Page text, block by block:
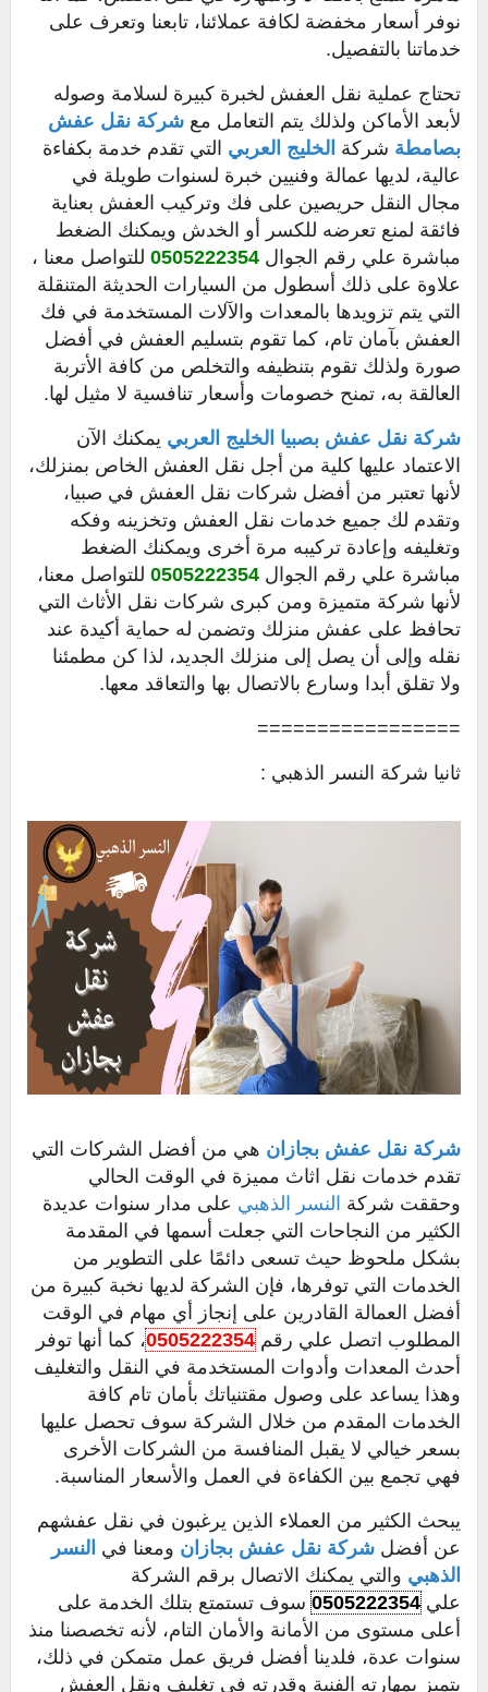
نوفر أسعار مخفضة لكافة عملائنا، تابعنا وتعرف على
خدماتنا بالتفصيل.
تحتاج عملية نقل العفش لخبرة كبيرة لسلامة وصوله
لأبعد الأماكن ولذلك يتم التعامل مع شركة نقل عفش
بصامطة شركة الخليج العربي التي تقدم خدمة بكفاءة
عالية، لديها عمالة وفنيين خبرة لسنوات طويلة في
مجال النقل حريصين على فك وتركيب العفش بعناية
فائقة لمنع تعرضه للكسر أو الخدش ويمكنك الضغط
مباشرة علي رقم الجوال 0505222354للتواصل معنا ،
علاوة على ذلك أسطول من السيارات الحديثة المتنقلة
التي يتم تزويدها بالمعدات والآلات المستخدمة في فك
العفش بآمان تام، كما تقوم بتسليم العفش في أفضل
صورة ولذلك تقوم بتنظيفه والتخلص من كافة الأتربة
العالقة به، تمنح خصومات وأسعار تنافسية لا مثيل لها.
شركة نقل عفش بصبيا الخليج العربي يمكنك الآن
الاعتماد عليها كلية من أجل نقل العفش الخاص بمنزلك،
لأنها تعتبر من أفضل شركات نقل العفش في صبيا،
وتقدم لك جميع خدمات نقل العفش وتخزينه وفكه
وتغليفه وإعادة تركيبه مرة أخرى ويمكنك الضغط
مباشرة علي رقم الجوال 0505222354للتواصل معنا،
لأنها شركة متميزة ومن كبرى شركات نقل الأثاث التي
تحافظ على عفش منزلك وتضمن له حماية أكيدة عند
نقله وإلى أن يصل إلى منزلك الجديد، لذا كن مطمئنا
ولا تقلق أبدا وسارع بالاتصال بها والتعاقد معها.
=================
ثانيا شركة النسر الذهبي :
شركة نقل عفش بجازان هي من أفضل الشركات التي
تقدم خدمات نقل اثاث مميزة في الوقت الحالي
وحققت شركة النسر الذهبي على مدار سنوات عديدة
الكثير من النجاحات التي جعلت أسمها في المقدمة
بشكل ملحوظ حيث تسعى دائمًا على التطوير من
الخدمات التي توفرها، فإن الشركة لديها نخبة كبيرة من
أفضل العمالة القادرين على إنجاز أي مهام في الوقت
المطلوب اتصل علي رقم0505222354، كما أنها توفر
أحدث المعدات وأدوات المستخدمة في النقل والتغليف
وهذا يساعد على وصول مقتنياتك بأمان تام كافة
الخدمات المقدم من خلال الشركة سوف تحصل عليها
بسعر خيالي لا يقبل المنافسة من الشركات الأخرى
فهي تجمع بين الكفاءة في العمل والأسعار المناسبة.
يبحث الكثير من العملاء الذين يرغبون في نقل عفشهم
عن أفضل شركة نقل عفش بجازان ومعنا في النسر
الذهبي والتي يمكنك الاتصال برقم الشركة
علي0505222354سوف تستمتع بتلك الخدمة على
أعلى مستوى من الأمانة والأمان التام، لأنه تخصصنا منذ
سنوات عدة، فلدينا أفضل فريق عمل متمكن في ذلك،
يتميز بمهارته الفنية وقدرته في تغليف ونقل العفش